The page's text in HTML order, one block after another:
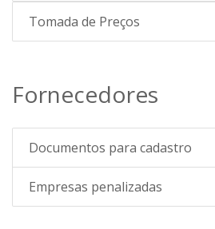
Tomada de Preços
Fornecedores
Documentos para cadastro
Empresas penalizadas